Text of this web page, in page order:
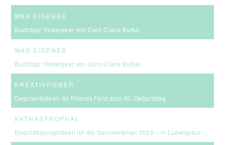
WAS EIGENES
Buchtipp: Yesteryear von Caro Claire Burke
WAS EIGENES
Buchtipp: Yesteryear von Caro Claire Burke
KREATIVFIEBER
Geschenkideen für Friends Fans zum 40. Geburtstag
KATHASTROPHAL
Beschäftigungsideen für die Sommerferien 2026 – in Ludwigsburg, Stuttgart & Umgebung